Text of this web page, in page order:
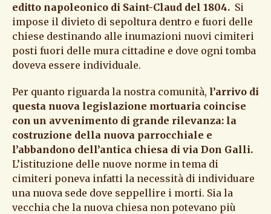
editto napoleonico di Saint-Claud del 1804. Si
impose il divieto di sepoltura dentro e fuori delle
chiese destinando alle inumazioni nuovi cimiteri
posti fuori delle mura cittadine e dove ogni tomba
doveva essere individuale.
Per quanto riguarda la nostra comunità, l’arrivo di
questa nuova legislazione mortuaria coincise
con un avvenimento di grande rilevanza: la
costruzione della nuova parrocchiale e
l’abbandono dell’antica chiesa di via Don Galli.
L’istituzione delle nuove norme in tema di
cimiteri poneva infatti la necessità di individuare
una nuova sede dove seppellire i morti. Sia la
vecchia che la nuova chiesa non potevano più